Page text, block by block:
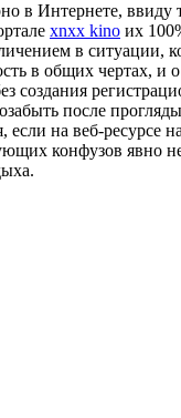
в Интернете, ввиду
xnxx kino их
в ситуации,
в общих чертах, и
создания
после
на веб-ресурсе
конфузов явно